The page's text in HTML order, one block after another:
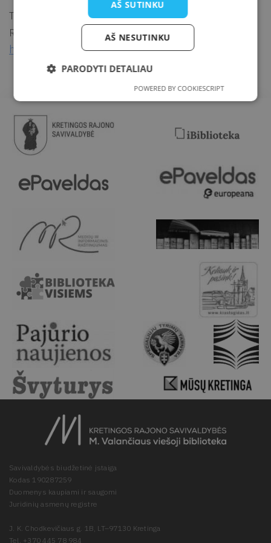
Taisykles ir sąlygas rasite registracijos aprašyme.
Registracija užpildžius formą:
https://forms.office.com/e/YxpVsQum1X.
Savivaldybės biudžetinė įstaiga
Kodas 190287259
Duomenys kaupiami ir saugomi
Juridinių asmenų registre
J. K. Chodkevičiaus g. 1B, LT–97130 Kretinga
Tel. +370 445 78 984
AŠ SUTINKU
AŠ NESUTINKU
PARODYTI DETALIAU
POWERED BY COOKIESCRIPT